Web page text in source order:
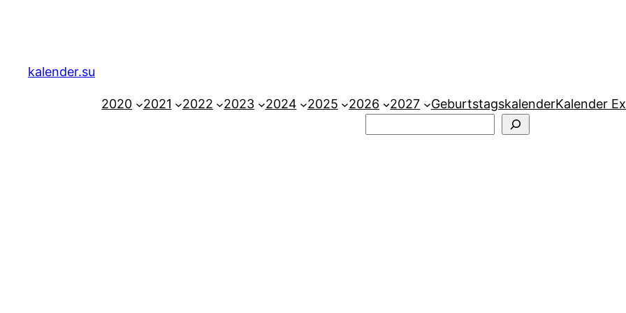
kalender.su
2020 2021 2022 2023 2024 2025 2026 2027 GeburtstagskalenderKalender